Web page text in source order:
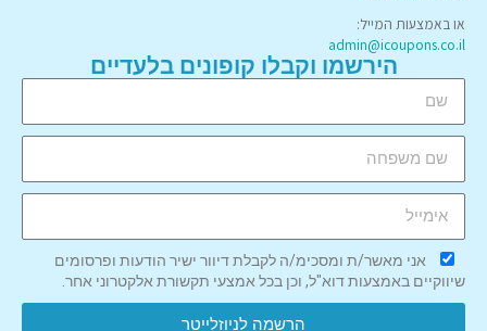
או באמצעות המייל:
admin@icoupons.co.il
הירשמו וקבלו קופונים בלעדיים
אני מאשר/ת ומסכימ/ה לקבלת דיוור ישיר הודעות ופרסומים
שיווקיים באמצעות דוא"ל, וכן בכל אמצעי תקשורת אלקטרוני אחר.
הרשמה לניוזלייטר